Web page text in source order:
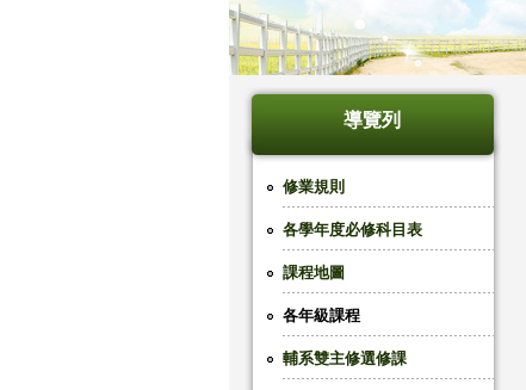
導覽列
修業規則
各學年度必修科目表
課程地圖
各年級課程
輔系雙主修選修課